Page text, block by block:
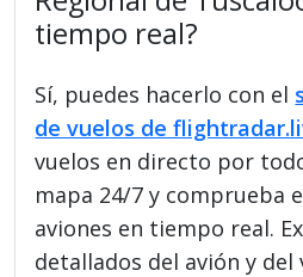
tiempo real?
Sí, puedes hacerlo con el
de vuelos de
vuelos en directo por
mapa 24/7 y comprueba
aviones en tiempo real.
detallados del avión y del